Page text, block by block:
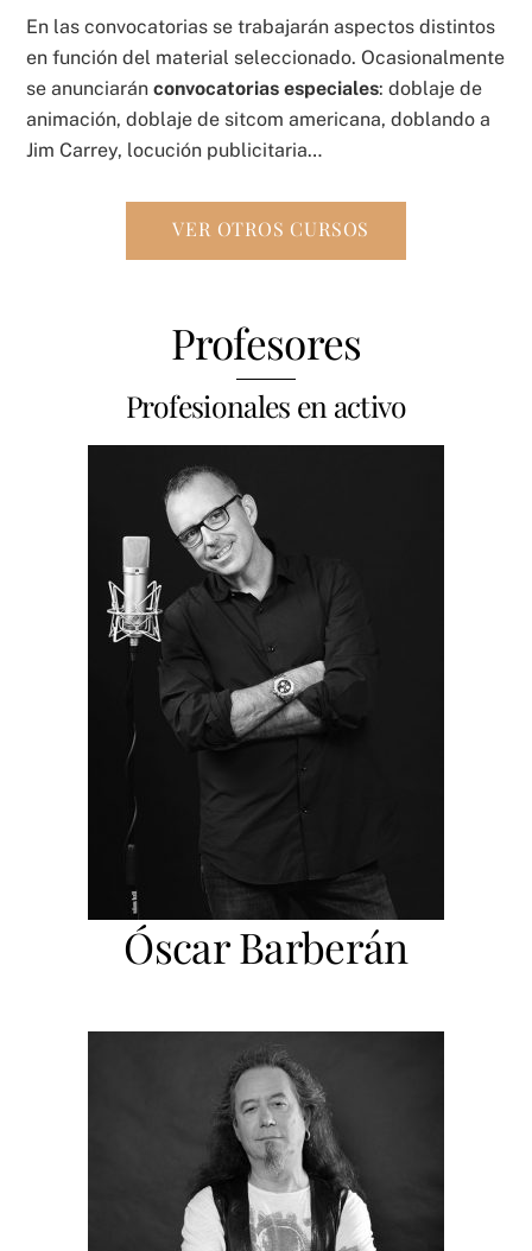
En las convocatorias se trabajarán aspectos distintos
en función del material seleccionado. Ocasionalmente
se anunciaránconvocatorias especiales: doblaje de
animación, doblaje de sitcom americana, doblando a
Jim Carrey, locución publicitaria…
VER OTROS CURSOS
Profesores
Profesionales en activo
Óscar Barberán